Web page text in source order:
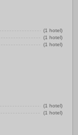
(1 hotel)
(1 hotel)
(1 hotel)
(1 hotel)
(1 hotel)